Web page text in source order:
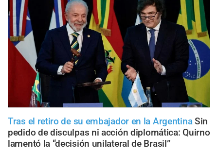
Tras el retiro de su embajador en la Argentina Sin
pedido de disculpas ni acción diplomática: Quirno
lamentó la “decisión unilateral de Brasil”